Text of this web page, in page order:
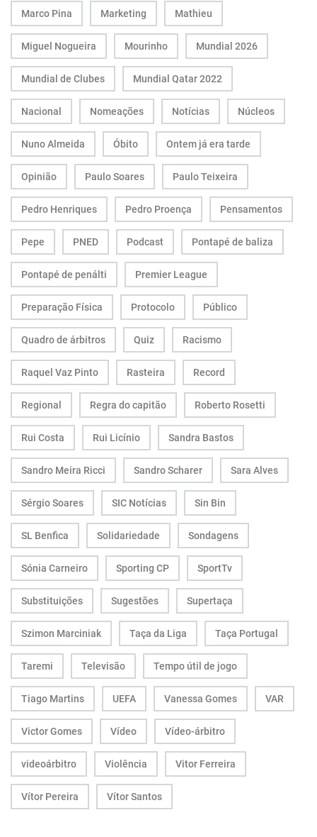
Marco Pina Marketing Mathieu
Miguel Nogueira Mourinho Mundial 2026
Mundial de Clubes Mundial Qatar 2022
Nacional Nomeações Notícias Núcleos
Nuno Almeida Óbito Ontem já era tarde
Opinião Paulo Soares Paulo Teixeira
Pedro Henriques Pedro Proença Pensamentos
Pepe PNED Podcast Pontapé de baliza
Pontapé de penálti Premier League
Preparação Física Protocolo Público
Quadro de árbitros Quiz Racismo
Raquel Vaz Pinto Rasteira Record
Regional Regra do capitão Roberto Rosetti
Rui Costa Rui Licínio Sandra Bastos
Sandro Meira Ricci Sandro Scharer Sara Alves
Sérgio Soares SIC Notícias Sin Bin
SL Benfica Solidariedade Sondagens
Sónia Carneiro Sporting CP SportTv
Substituições Sugestões Supertaça
Szimon Marciniak Taça da Liga Taça Portugal
Taremi Televisão Tempo útil de jogo
Tiago Martins UEFA Vanessa Gomes VAR
Victor Gomes Vídeo Vídeo-árbitro
videoárbitro Violência Vitor Ferreira
Vítor Pereira Vítor Santos